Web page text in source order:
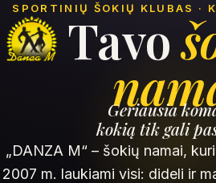
Treneriai
Apie
Kontaktai
SPORTINIŲ ŠOKIŲ KLUBAS ·
Tavo
Geriausia
kokią tik gali
„DANZA M“ – šokių namai,
2007 m. laukiami visi: dideli ir